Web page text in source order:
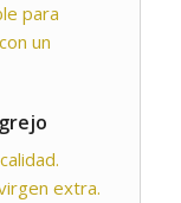
para
un
extra.